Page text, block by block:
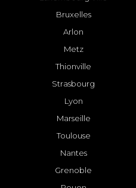
Bruxelles
Arlon
Metz
Thionville
Strasbourg
Lyon
Marseille
Toulouse
Nantes
Grenoble